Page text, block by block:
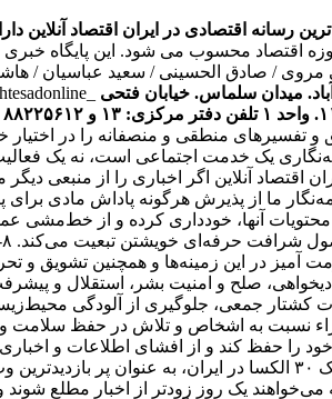
رسانه اقتصادی در ایران اقتصاد آنلاین دارای مجوز به
اقتصاد محسوب می شود. این پایگاه
مروی / صادق الحسینی / سعید عباسیان /
میدان سلماس. خیابان فتحی
تلفن دفتر مرکزی: ۱۳ و ۸۸۲۲۵۶۱۲ - ۸۶۰۹۳۶۲۸ - ۸۶۰۹۳۷۸۶ فکس: ۸۸۰۲۳۶۹۳
و تفسیرهای منطقی و منصفانه را در
۲- روزنامه‌نگاری یک خدمت اجتماعی است، نه
خود را حفظ کند و از افشای اطلاعات و
اقتصاد آنلاین با رنک ۳۰ الکسا در ایران،